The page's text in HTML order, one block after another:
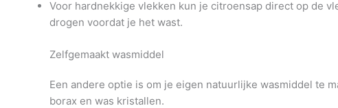
Voor hardnekkige vlekken kun je citroensap direct op de
drogen voordat je het wast.
Zelfgemaakt wasmiddel
Een andere optie is om je eigen natuurlijke wasmiddel te
borax en was kristallen.